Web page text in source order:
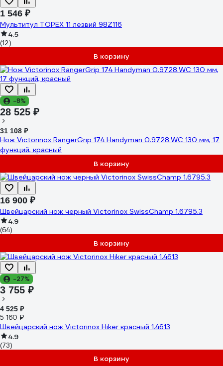
1 546 ₽
Мультитул TOPEX 11 лезвий 98Z116
4.5
(12)
В корзину
-8%
28 525 ₽
31 108 ₽
Нож Victorinox RangerGrip 174 Handyman 0.9728.WC 130 мм, 17
функций, красный
В корзину
16 900 ₽
Швейцарский нож черный Victorinox SwissChamp 1.6795.3
4.9
(64)
В корзину
-27%
3 755 ₽
4 525 ₽
5 160 ₽
Швейцарский нож Victorinox Hiker красный 1.4613
4.9
(73)
В корзину